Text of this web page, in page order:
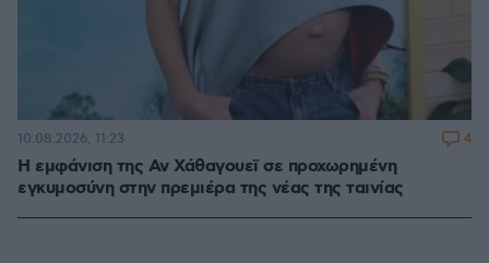
Η εμφάνιση της Αν Χάθαγουεϊ σε προχωρημένη
εγκυμοσύνη στην πρεμιέρα της νέας της ταινίας
10.08.2026, 11:23 4